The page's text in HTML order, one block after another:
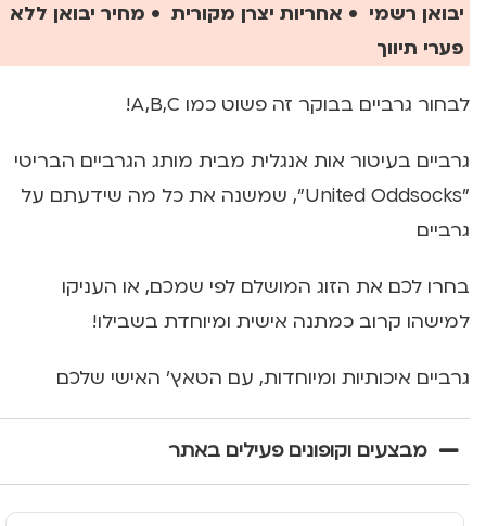
יבואן רשמי • אחריות יצרן מקורית • מחיר יבואן ללא
פערי תיווך
לבחור גרביים בבוקר זה פשוט כמו A,B,C!
גרביים בעיטור אות אנגלית מבית מותג הגרביים הבריטי
"United Oddsocks", שמשנה את כל מה שידעתם על
גרביים
בחרו לכם את הזוג המושלם לפי שמכם, או העניקו
למישהו קרוב כמתנה אישית ומיוחדת בשבילו!
גרביים איכותיות ומיוחדות, עם הטאץ' האישי שלכם
מבצעים וקופונים פעילים באתר